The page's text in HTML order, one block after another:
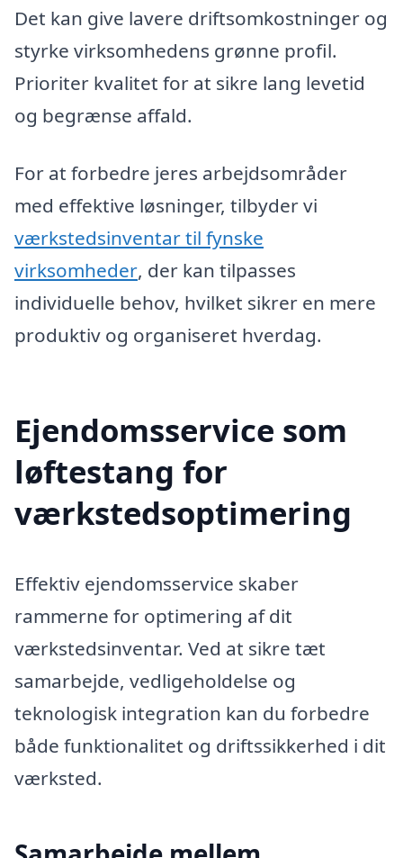
Det kan give lavere driftsomkostninger og
styrke virksomhedens grønne profil.
Prioriter kvalitet for at sikre lang levetid
og begrænse affald.
For at forbedre jeres arbejdsområder
med effektive løsninger, tilbyder vi
værkstedsinventar til fynske
virksomheder, der kan tilpasses
individuelle behov, hvilket sikrer en mere
produktiv og organiseret hverdag.
Ejendomsservice som
løftestang for
værkstedsoptimering
Effektiv ejendomsservice skaber
rammerne for optimering af dit
værkstedsinventar. Ved at sikre tæt
samarbejde, vedligeholdelse og
teknologisk integration kan du forbedre
både funktionalitet og driftssikkerhed i dit
værksted.